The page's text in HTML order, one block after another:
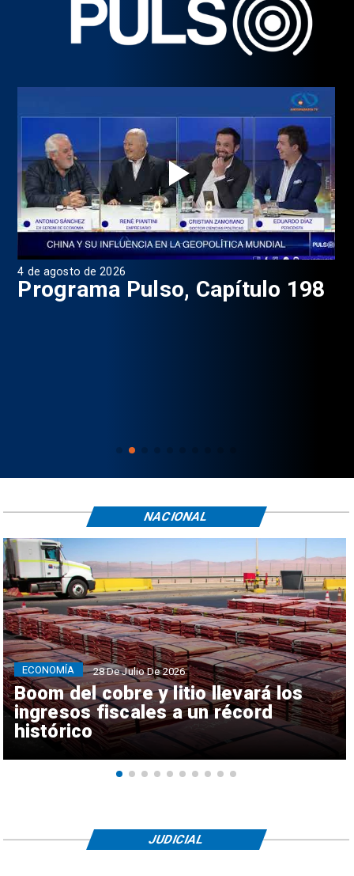
4 de agosto de 2026
Programa Pulso, Capítulo 198
Boom del cobre y litio llevará los
ingresos fiscales a un récord
histórico
ECONOMÍA 28 De Julio De 2026
NACIONAL
JUDICIAL